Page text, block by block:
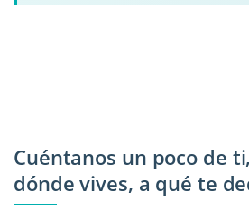
Cuéntanos un poco de
dónde vives, a qué te